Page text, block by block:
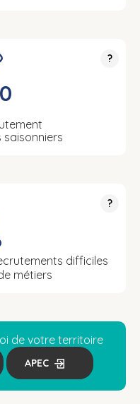
?
?
difficiles
métiers
de votre territoire
APEC